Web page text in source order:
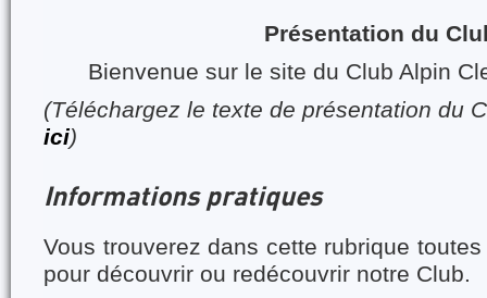
Présentation du
Bienvenue sur le site du Club Alpin
(Téléchargez le texte de présentation du
ici)
Informations pratiques
Vous trouverez dans cette rubrique
pour découvrir ou redécouvrir notre Club.